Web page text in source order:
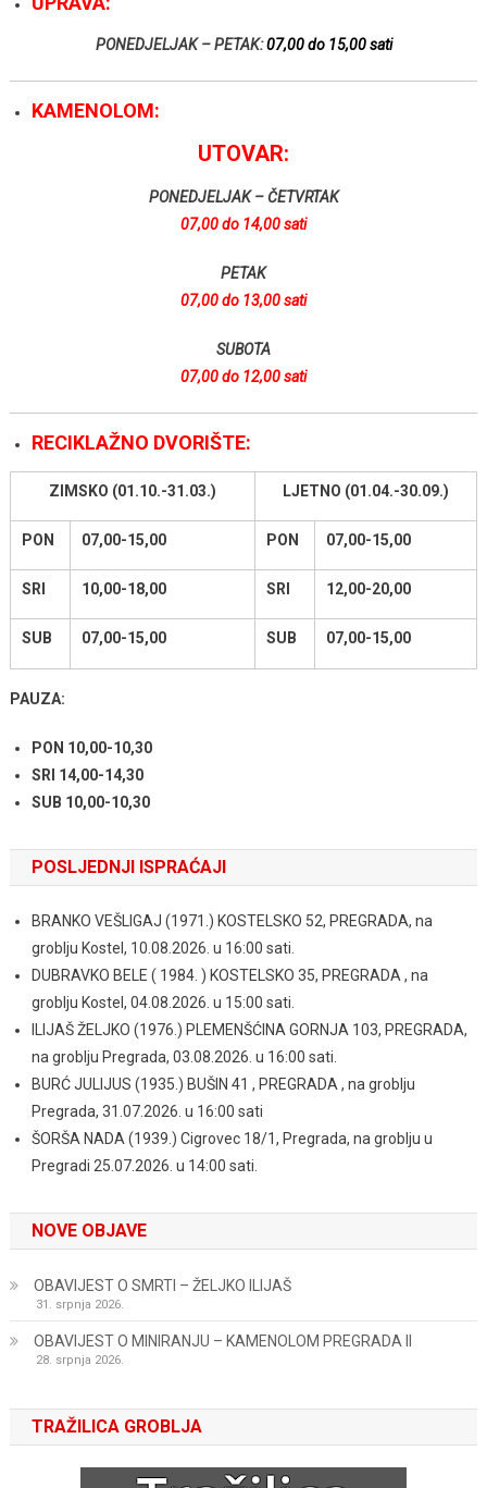
PONEDJELJAK – PETAK:07,00 do 15,00 sati
KAMENOLOM:
UTOVAR:
PONEDJELJAK – ČETVRTAK
07,00 do 14,00 sati
PETAK
07,00 do 13,00 sati
SUBOTA
07,00 do 12,00 sati
RECIKLAŽNO DVORIŠTE:
ZIMSKO (01.10.-31.03.) LJETNO (01.04.-30.09.)
PON 07,00-15,00 PON 07,00-15,00
SRI 10,00-18,00 SRI 12,00-20,00
SUB 07,00-15,00 SUB 07,00-15,00
PAUZA:
PON 10,00-10,30
SRI 14,00-14,30
SUB 10,00-10,30
POSLJEDNJI ISPRAĆAJI
BRANKO VEŠLIGAJ (1971.) KOSTELSKO 52, PREGRADA, na
groblju Kostel, 10.08.2026. u 16:00 sati.
DUBRAVKO BELE ( 1984. ) KOSTELSKO 35, PREGRADA , na
groblju Kostel, 04.08.2026. u 15:00 sati.
ILIJAŠ ŽELJKO (1976.) PLEMENŠĆINA GORNJA 103, PREGRADA,
na groblju Pregrada, 03.08.2026. u 16:00 sati.
BURĆ JULIJUS (1935.) BUŠIN 41 , PREGRADA , na groblju
Pregrada, 31.07.2026. u 16:00 sati
ŠORŠA NADA (1939.) Cigrovec 18/1, Pregrada, na groblju u
Pregradi 25.07.2026. u 14:00 sati.
NOVE OBJAVE
OBAVIJEST O SMRTI – ŽELJKO ILIJAŠ
31. srpnja 2026.
OBAVIJEST O MINIRANJU – KAMENOLOM PREGRADA II
28. srpnja 2026.
TRAŽILICA GROBLJA